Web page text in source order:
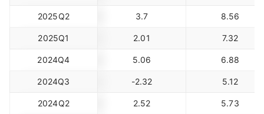
2025Q2 3.7 8.56
2025Q1 2.01 7.32
2024Q4 5.06 6.88
2024Q3 -2.32 5.12
2024Q2 2.52 5.73